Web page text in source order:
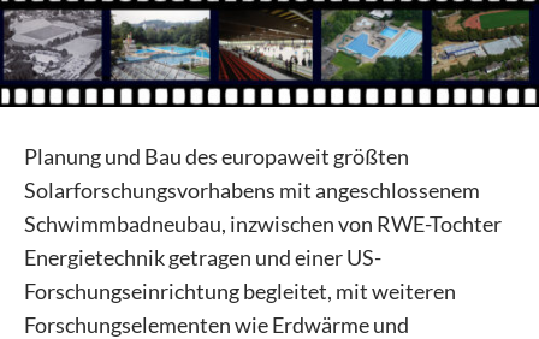
Planung und Bau des europaweit größten
Solarforschungsvorhabens mit angeschlossenem
Schwimmbadneubau, inzwischen von RWE-Tochter
Energietechnik getragen und einer US-
Forschungseinrichtung begleitet, mit weiteren
Forschungselementen wie Erdwärme und